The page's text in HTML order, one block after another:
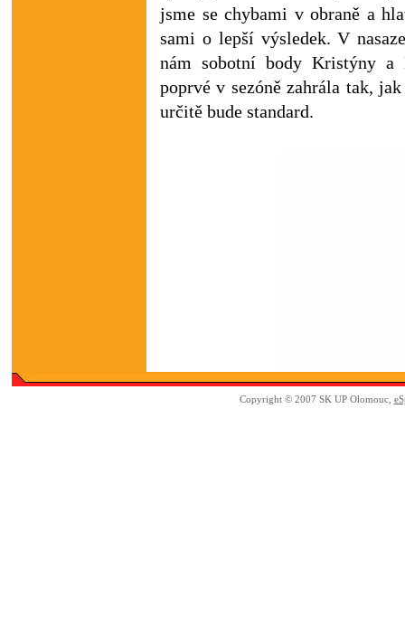
jsme se chybami v obraně a
sami o lepší výsledek. V
nám sobotní body Kristýny a
poprvé v sezóně zahrála tak,
určitě bude standard.
Copyright © 2007 SK UP Olomouc,